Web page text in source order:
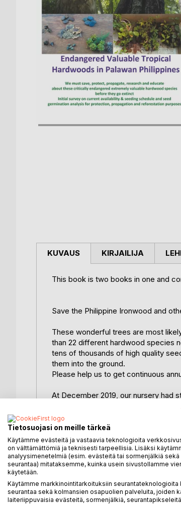
KUVAUS
This book is two books in one and
Save the Philippine Ironwood and
These wonderful trees are most
than 22 different hardwood species
tens of thousands of high quality
them into the ground.
Please help us to get continuous
At December 2019, our nursery had
but we cannot find enough buyers
A research on the availability,
Mangkono (Ironwood), Ipil,
* Surveys to find potential Mother-
* Availability study of seeds and
* Seed germination analysis for
KIRJAILIJA
Tietosuojasi on meille tärkeä
Käytämme evästeitä ja vastaavia teknologioita
on välttämättömiä ja teknisesti tarpeellisia. Lisäksi
analyysimenetelmiä (esim. evästeitä tai sormenjälkiä
seurantaa) mitataksemme, kuinka usein sivustollamme
käytetään.
Käytämme markkinointitarkoituksiin seurantateknologioita
seurantaa sekä kolmansien osapuolien palveluita, joiden
laiteriippuvaisia evästeitä, sormenjälkiä,